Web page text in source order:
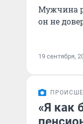
Мужчина
он не
19 сентября,
«Я как